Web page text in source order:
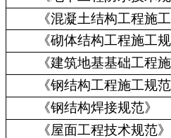
《混凝土结构工程施工
《砌体结构工程施工规
《建筑地基基础工程
《钢结构工程施工规范
《钢结构焊接规范》
《屋面工程技术规范》